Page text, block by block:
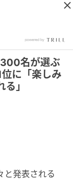
名が選ぶ
位に「楽しみ
」
と発表される